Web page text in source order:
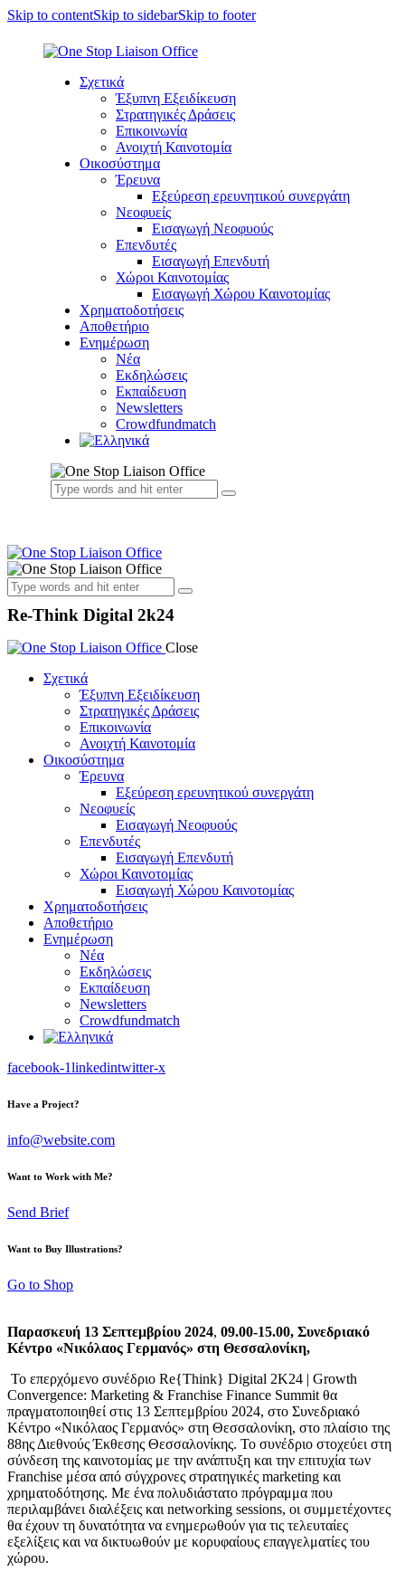
Skip to contentSkip to sidebarSkip to footer
Σχετικά
Έξυπνη Εξειδίκευση
Στρατηγικές Δράσεις
Επικοινωνία
Ανοιχτή Καινοτομία
Οικοσύστημα
Έρευνα
Εξεύρεση ερευνητικού συνεργάτη
Νεοφυείς
Εισαγωγή Νεοφυούς
Επενδυτές
Εισαγωγή Επενδυτή
Χώροι Καινοτομίας
Εισαγωγή Χώρου Καινοτομίας
Χρηματοδοτήσεις
Αποθετήριο
Ενημέρωση
Νέα
Εκδηλώσεις
Εκπαίδευση
Newsletters
Crowdfundmatch
Re-Think Digital 2k24
Close
Σχετικά
Έξυπνη Εξειδίκευση
Στρατηγικές Δράσεις
Επικοινωνία
Ανοιχτή Καινοτομία
Οικοσύστημα
Έρευνα
Εξεύρεση ερευνητικού συνεργάτη
Νεοφυείς
Εισαγωγή Νεοφυούς
Επενδυτές
Εισαγωγή Επενδυτή
Χώροι Καινοτομίας
Εισαγωγή Χώρου Καινοτομίας
Χρηματοδοτήσεις
Αποθετήριο
Ενημέρωση
Νέα
Εκδηλώσεις
Εκπαίδευση
Newsletters
Crowdfundmatch
facebook-1linkedintwitter-x
Have a Project?
info@website.com
Want to Work with Me?
Send Brief
Want to Buy Illustrations?
Go to Shop
Παρασκευή 13 Σεπτεμβρίου 2024, 09.00-15.00, Συνεδριακό
Κέντρο «Νικόλαος Γερμανός» στη Θεσσαλονίκη,
Το επερχόμενο συνέδριο Re{Think} Digital 2K24 | Growth
Convergence: Marketing & Franchise Finance Summit θα
πραγματοποιηθεί στις 13 Σεπτεμβρίου 2024, στο Συνεδριακό
Κέντρο «Νικόλαος Γερμανός» στη Θεσσαλονίκη, στο πλαίσιο της
88ης Διεθνούς Έκθεσης Θεσσαλονίκης. Το συνέδριο στοχεύει στη
σύνδεση της καινοτομίας με την ανάπτυξη και την επιτυχία των
Franchise μέσα από σύγχρονες στρατηγικές marketing και
χρηματοδότησης. Με ένα πολυδιάστατο πρόγραμμα που
περιλαμβάνει διαλέξεις και networking sessions, οι συμμετέχοντες
θα έχουν τη δυνατότητα να ενημερωθούν για τις τελευταίες
εξελίξεις και να δικτυωθούν με κορυφαίους επαγγελματίες του
χώρου.